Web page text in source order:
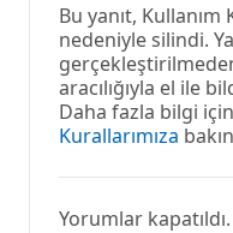
Bu yanıt, Kullanım
nedeniyle silindi.
aracılığıyla el ile
Daha fazla bilgi
Kurallarımıza
Yorumlar kapatıldı.